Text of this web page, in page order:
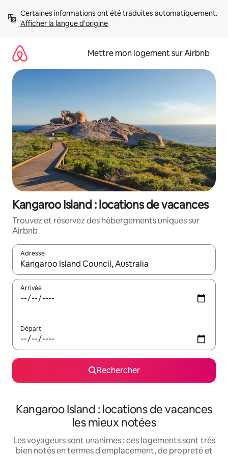
directement
Afficher la langue d'origine
Mettre mon logement sur Airbnb
Kangaroo Island : locations de vacances
Trouvez et réservez des hébergements uniques sur
Airbnb
Adresse
Lorsque les résultats s'affichent, utilisez les flèches vers le
Arrivée
Départ
Rechercher
Kangaroo Island : locations de vacances
les mieux notées
Les voyageurs sont unanimes : ces logements sont très
bien notés en termes d'emplacement, de propreté et